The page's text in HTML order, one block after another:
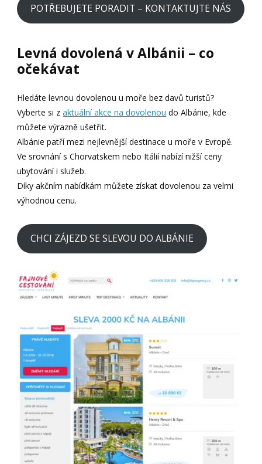
POTŘEBUJETE PORADIT – KONTAKTUJTE NÁS
Levná dovolená v Albánii – co
očekávat
Hledáte levnou dovolenou u moře bez davů turistů?
Vyberte si zaktuální akce na dovolenou do Albánie, kde
můžete výrazně ušetřit.
Albánie patří mezi nejlevnější destinace u moře v Evropě.
Ve srovnání s Chorvatskem nebo Itálií nabízí nižší ceny
ubytování i služeb.
Díky akčním nabídkám můžete získat dovolenou za velmi
výhodnou cenu.
CHCI ZÁJEZD SE SLEVOU DO ALBÁNIE